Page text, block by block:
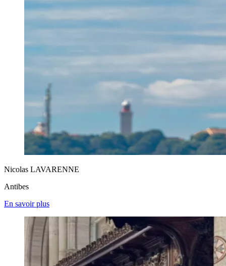
Nicolas LAVARENNE
Antibes
En savoir plus